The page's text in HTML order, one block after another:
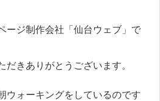
ージ制作会社「仙台ウェブ」で
だきありがとうございます。
ウォーキングをしているのです